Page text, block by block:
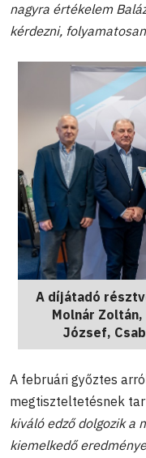
nagyra értékelem
kérdezni,
A díjátadó
Molnár Zoltán,
József,
A februári győztes
megtiszteltetésnek
kiváló edző dolgozik a
kiemelkedő